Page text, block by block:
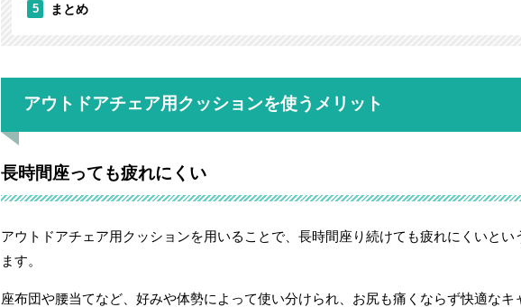
5 まとめ
アウトドアチェア用クッションを使うメリット
長時間座っても疲れにくい
アウトドアチェア用クッションを用いることで、長時間座り続けても疲れにくいとい
ます。
座布団や腰当てなど、好みや体勢によって使い分けられ、お尻も痛くならず快適なキ